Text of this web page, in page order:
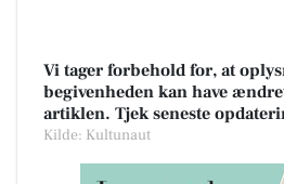
Vi tager forbehold for, at
begivenheden kan have
artiklen. Tjek seneste
Kilde: Kultunaut